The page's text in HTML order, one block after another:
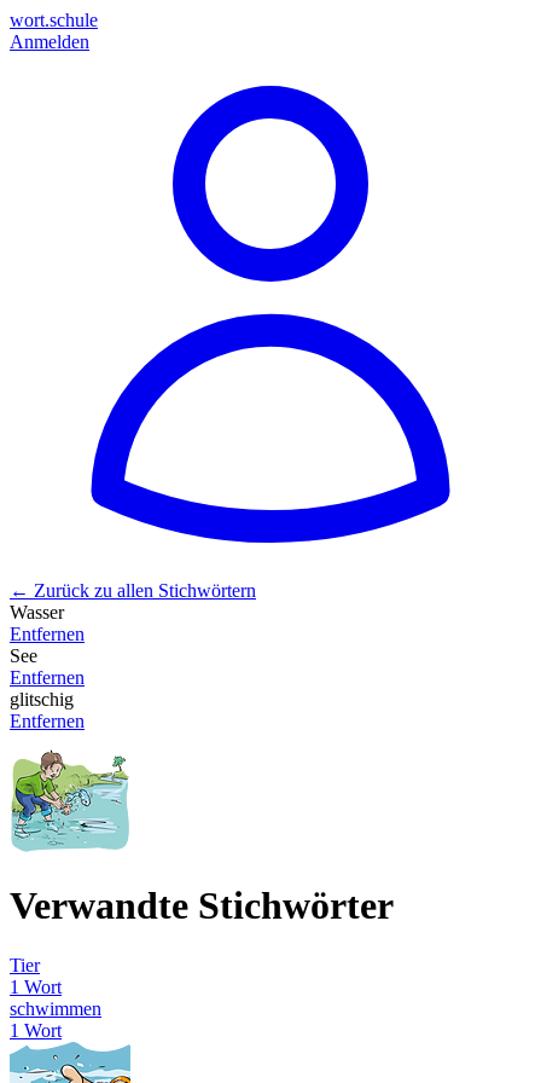
wort.schule
Anmelden
← Zurück zu allen Stichwörtern
Wasser
Entfernen
See
Entfernen
glitschig
Entfernen
Verwandte Stichwörter
Tier
1 Wort
schwimmen
1 Wort